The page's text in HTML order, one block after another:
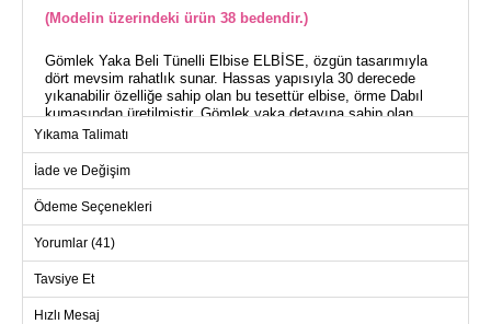
(Modelin üzerindeki ürün 38 bedendir.)
Gömlek Yaka Beli Tünelli Elbise ELBİSE, özgün tasarımıyla
dört mevsim rahatlık sunar. Hassas yapısıyla 30 derecede
yıkanabilir özelliğe sahip olan bu tesettür elbise, örme Dabıl
kumaşından üretilmiştir. Gömlek yaka detayına sahip olan
ürün, ön yüzünde yarım düğme kullanımına ve ayarlanabilir bel
bağcıklarına sahiptir. Fonksiyonel cepleri ve aktif manşet
düğmeleri ile dikkat çeker. Ürün 38 beden örneğiyle stil sahibi
bir görünüm sunar.
ELBİSE BEDEN ÖLÇÜLERİ
38
94
130
Yıkama Talimatı
İade ve Değişim
Ödeme Seçenekleri
Yorumlar (41)
Tavsiye Et
Hızlı Mesaj